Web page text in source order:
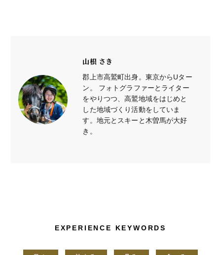
山根 さき
郡上市高鷲町出身。東京からUター
ン。 フォトグラファーとライター
をやりつつ、高鷲地域をはじめと
した地域づくり活動をしていま
す。地元とスキーと木曽馬が大好
き。
EXPERIENCE KEYWORDS